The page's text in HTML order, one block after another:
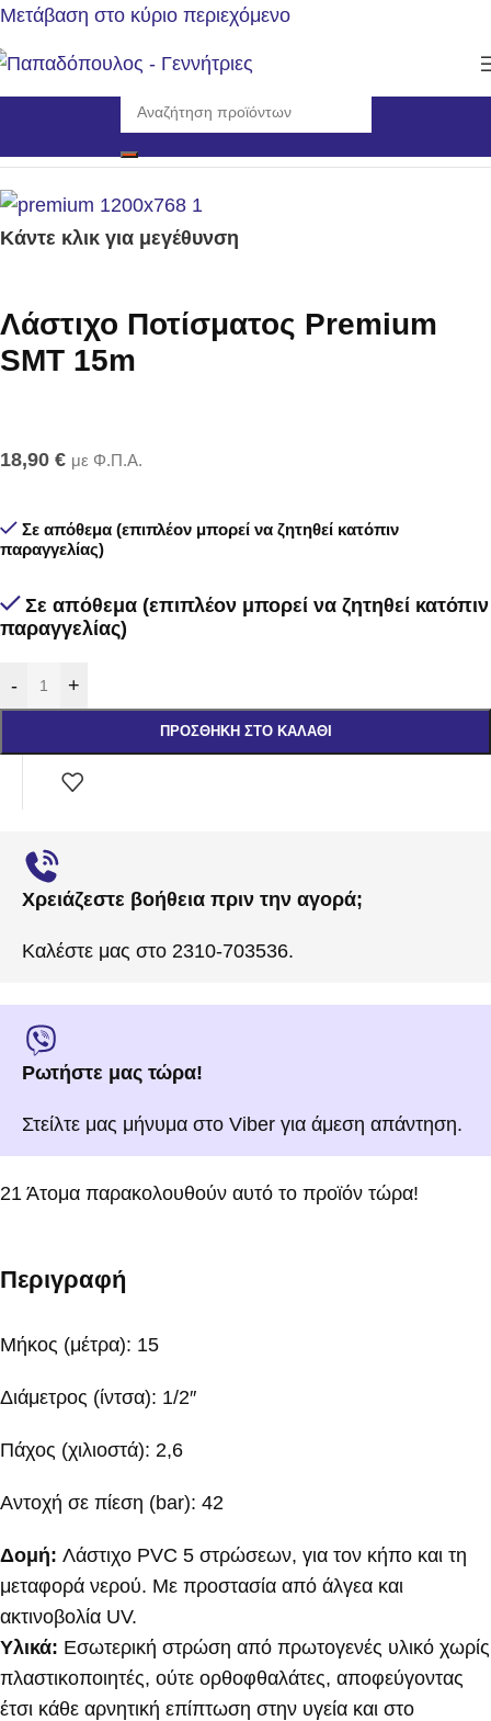
Μετάβαση στο κύριο περιεχόμενο
Αρχική σελίδα/Εργαλεία/Πότισμα
Κάντε κλικ για μεγέθυνση
Λάστιχο Ποτίσματος Premium
SMT 15m
18,90 € με Φ.Π.Α.
Σε απόθεμα (επιπλέον μπορεί να ζητηθεί κατόπιν
παραγγελίας)
Σε απόθεμα (επιπλέον μπορεί να ζητηθεί κατόπιν
παραγγελίας)
- +
ΠΡΟΣΘΉΚΗ ΣΤΟ ΚΑΛΆΘΙ
Χρειάζεστε βοήθεια πριν την αγορά;
Καλέστε μας στο 2310-703536.
Ρωτήστε μας τώρα!
Στείλτε μας μήνυμα στο Viber για άμεση απάντηση.
21 Άτομα παρακολουθούν αυτό το προϊόν τώρα!
Περιγραφή
Μήκος (μέτρα): 15
Διάμετρος (ίντσα): 1/2″
Πάχος (χιλιοστά): 2,6
Αντοχή σε πίεση (bar): 42
Δομή: Λάστιχο PVC 5 στρώσεων, για τον κήπο και τη
μεταφορά νερού. Με προστασία από άλγεα και
ακτινοβολία UV.
Υλικά: Εσωτερική στρώση από πρωτογενές υλικό χωρίς
πλαστικοποιητές, ούτε ορθοφθαλάτες, αποφεύγοντας
έτσι κάθε αρνητική επίπτωση στην υγεία και στο